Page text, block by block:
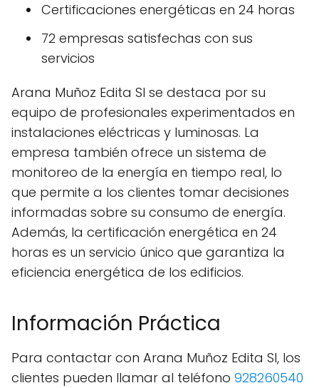
Certificaciones energéticas en 24 horas
72 empresas satisfechas con sus
servicios
Arana Muñoz Edita Sl se destaca por su
equipo de profesionales experimentados en
instalaciones eléctricas y luminosas. La
empresa también ofrece un sistema de
monitoreo de la energía en tiempo real, lo
que permite a los clientes tomar decisiones
informadas sobre su consumo de energía.
Además, la certificación energética en 24
horas es un servicio único que garantiza la
eficiencia energética de los edificios.
Información Práctica
Para contactar con Arana Muñoz Edita Sl, los
clientes pueden llamar al teléfono 928260540